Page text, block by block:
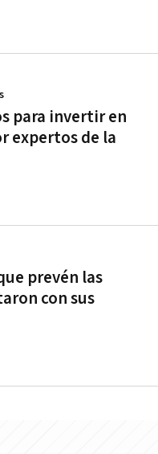
para invertir en
expertos de la
prevén las
con sus